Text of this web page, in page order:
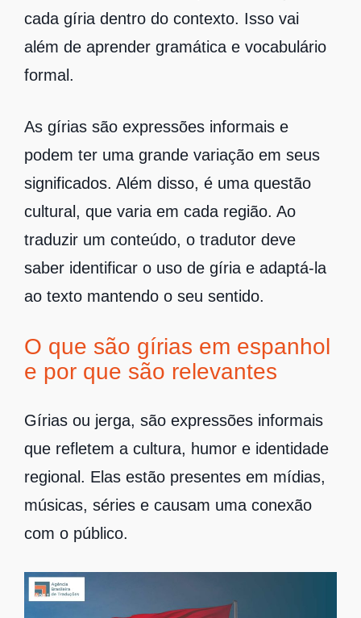
cada gíria dentro do contexto. Isso vai
além de aprender gramática e vocabulário
formal.
As gírias são expressões informais e
podem ter uma grande variação em seus
significados. Além disso, é uma questão
cultural, que varia em cada região. Ao
traduzir um conteúdo, o tradutor deve
saber identificar o uso de gíria e adaptá-la
ao texto mantendo o seu sentido.
O que são gírias em espanhol
e por que são relevantes
Gírias ou jerga, são expressões informais
que refletem a cultura, humor e identidade
regional. Elas estão presentes em mídias,
músicas, séries e causam uma conexão
com o público.